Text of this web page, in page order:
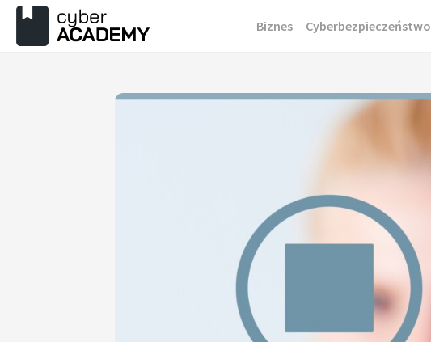
Przejdź
do
Biznes Cyberbezpieczeństwo